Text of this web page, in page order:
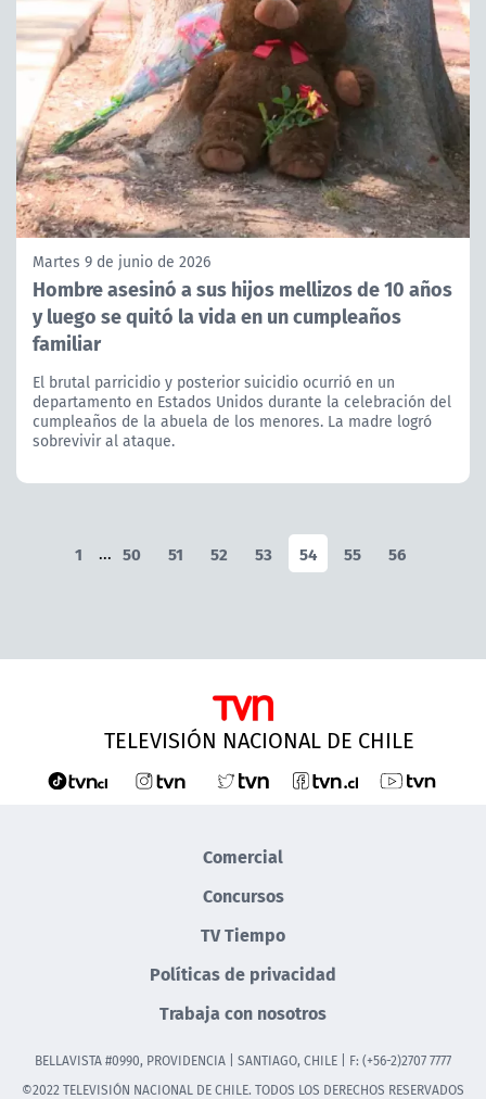
Martes 9 de junio de 2026
Hombre asesinó a sus hijos mellizos de 10 años
y luego se quitó la vida en un cumpleaños
familiar
El brutal parricidio y posterior suicidio ocurrió en un
departamento en Estados Unidos durante la celebración del
cumpleaños de la abuela de los menores. La madre logró
sobrevivir al ataque.
1 ... 50 51 52 53 54 55 56
TELEVISIÓN NACIONAL DE CHILE
Comercial
Concursos
TV Tiempo
Políticas de privacidad
Trabaja con nosotros
BELLAVISTA #0990, PROVIDENCIA | SANTIAGO, CHILE | F: (+56-2)2707 7777
©2022 TELEVISIÓN NACIONAL DE CHILE. TODOS LOS DERECHOS RESERVADOS